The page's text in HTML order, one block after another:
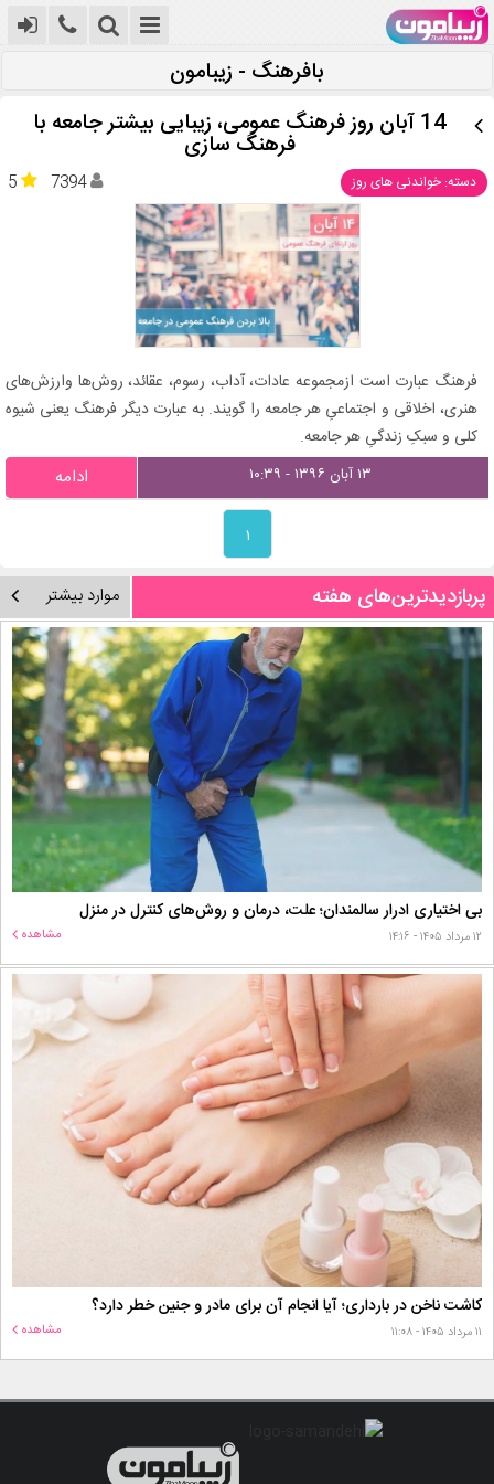
بافرهنگ - زیبامون
14 آبان روز فرهنگ عمومی، زیبایی بیشتر جامعه با
فرهنگ سازی
دسته: خواندنی های روز 5 7394
فرهنگ عبارت است ازمجموعه عادات، آداب، رسوم، عقائد، روش‌ها وارزش‌های
هنری، اخلاقی و اجتماعیِ هر جامعه را گویند. به عبارت دیگر فرهنگ یعنی شیوه
کلی و سبکِ زندگیِ هر جامعه.
۱۳ آبان ۱۳۹۶ - ۱۰:۳۹ ادامه
۱
پربازدیدترین‌های هفته موارد بیشتر
بی اختیاری ادرار سالمندان؛ علت، درمان و روش‌های کنترل در منزل
۱۲ مرداد ۱۴۰۵ - ۱۴:۱۶ مشاهده
کاشت ناخن در بارداری؛ آیا انجام آن برای مادر و جنین خطر دارد؟
۱۱ مرداد ۱۴۰۵ - ۱۱:۰۸ مشاهده